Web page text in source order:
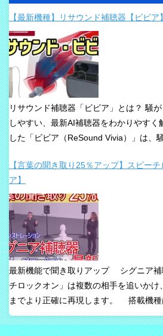
【最新機種】リサウンド補聴器【ビビア
リサウンド補聴器「ビビア」とは？ 騒
しやすい、最新AI補聴器をわかりやす
した「ビビア（ReSound Vivia）」は、
「騒音下でも鮮やかな聞き取り」、「世
「Auracast標準搭載」が主な特長です
のは、単純な増幅だけではありません。
たい声に意識を向けやすくすること、そ
きるだけ保ちながら会話を楽にすること
な考え方です。 ビビアの中核は【IA】
は、リサウンドがIntelligence
ーグメンテッド）と呼ぶ考え方を採用
すべてを一方的に処理するのではなく
音を選び取る力を支えるという発想で
ためのAIとしています。 騒がしい場
【言葉の聞き取り25％アップ】スピー
ア】
最新機能で聞き取りアップ シグニア補
チロックオン」は複数の相手を追いか
までより正確に再現します。 搭載機種
装用時に働きます。片耳装用の場合は